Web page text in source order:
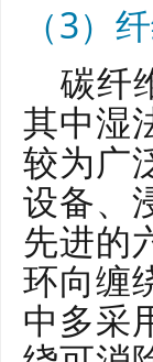
（3）
碳纤
其中湿
较为广
设备、
先进的
环向缠
中多采